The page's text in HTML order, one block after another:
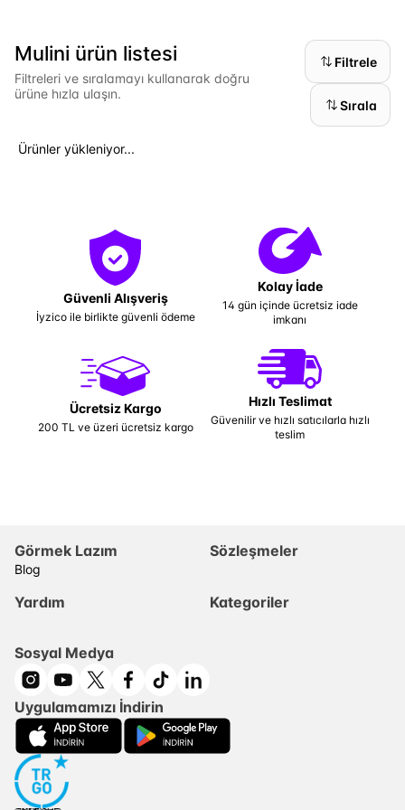
Mulini ürün listesi
Filtreleri ve sıralamayı kullanarak doğru
ürüne hızla ulaşın.
Filtrele
Sırala
Ürünler yükleniyor...
Güvenli Alışveriş
İyzico ile birlikte güvenli ödeme
Kolay İade
14 gün içinde ücretsiz iade
imkanı
Ücretsiz Kargo
200 TL ve üzeri ücretsiz kargo
Hızlı Teslimat
Güvenilir ve hızlı satıcılarla hızlı
teslim
Görmek Lazım
Blog
Sözleşmeler
Yardım Kategoriler
Sosyal Medya
Uygulamamızı İndirin